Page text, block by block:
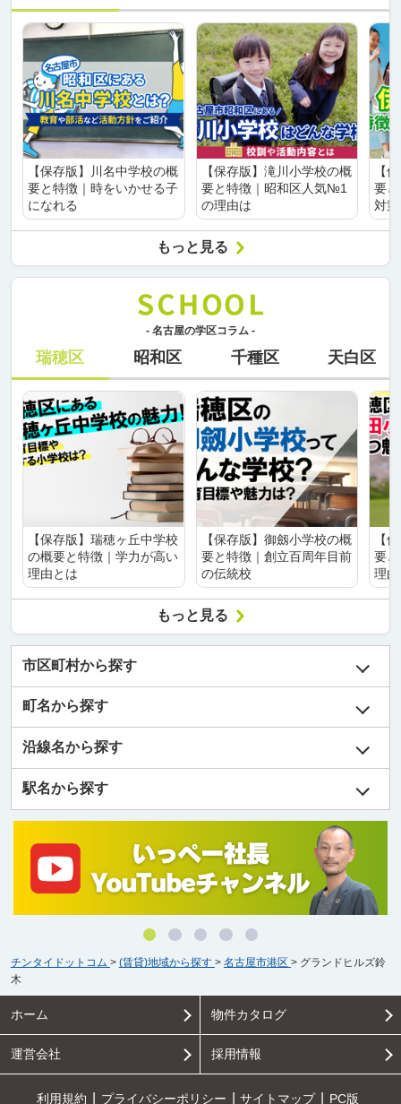
【保存版】川名中学校の概
要と特徴｜時をいかせる子
になれる
【保存版】滝川小学校の概
要と特徴｜昭和区人気№1
の理由は
【
要
対
もっと見る
- 名古屋の学区コラム -
瑞穂区 昭和区 千種区 天白区
【保存版】瑞穂ヶ丘中学校
の概要と特徴｜学力が高い
理由とは
【保存版】御劔小学校の概
要と特徴｜創立百周年目前
の伝統校
【
要
理
もっと見る
市区町村から探す
町名から探す
沿線名から探す
駅名から探す
チンタイドットコム > (賃貸)地域から探す > 名古屋市港区 > グランドヒルズ鈴
木
ホーム 物件カタログ
運営会社 採用情報
利用規約 プライバシーポリシー サイトマップ PC版